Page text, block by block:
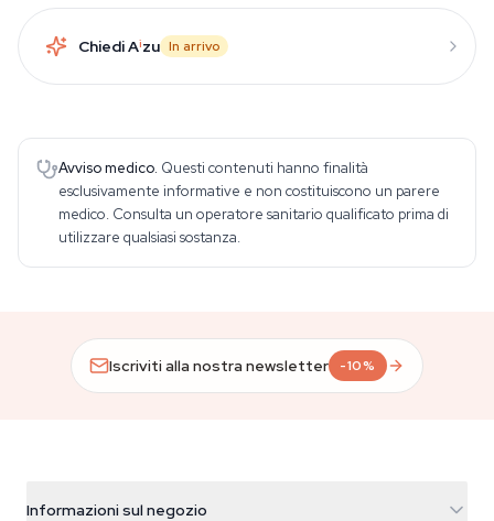
Chiedi Aizu In arrivo
Avviso medico. Questi contenuti hanno finalità
esclusivamente informative e non costituiscono un parere
medico. Consulta un operatore sanitario qualificato prima di
utilizzare qualsiasi sostanza.
Iscriviti alla nostra newsletter -10%
Informazioni sul negozio